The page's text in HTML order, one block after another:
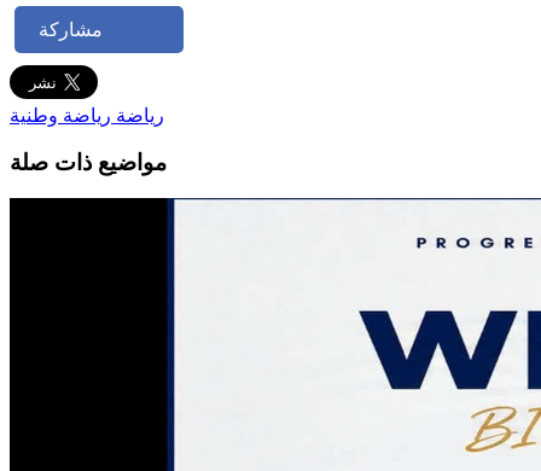
مشاركة
رياضة رياضة وطنية
مواضيع ذات صلة